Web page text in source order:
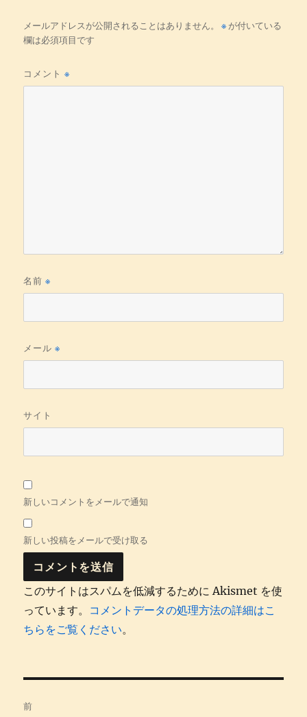
メールアドレスが公開されることはありません。 ※が付いている
欄は必須項目です
コメント※
名前※
メール※
サイト
新しいコメントをメールで通知
新しい投稿をメールで受け取る
このサイトはスパムを低減するために Akismet を使
っています。 コメントデータの処理方法の詳細はこ
ちらをご覧ください。
前